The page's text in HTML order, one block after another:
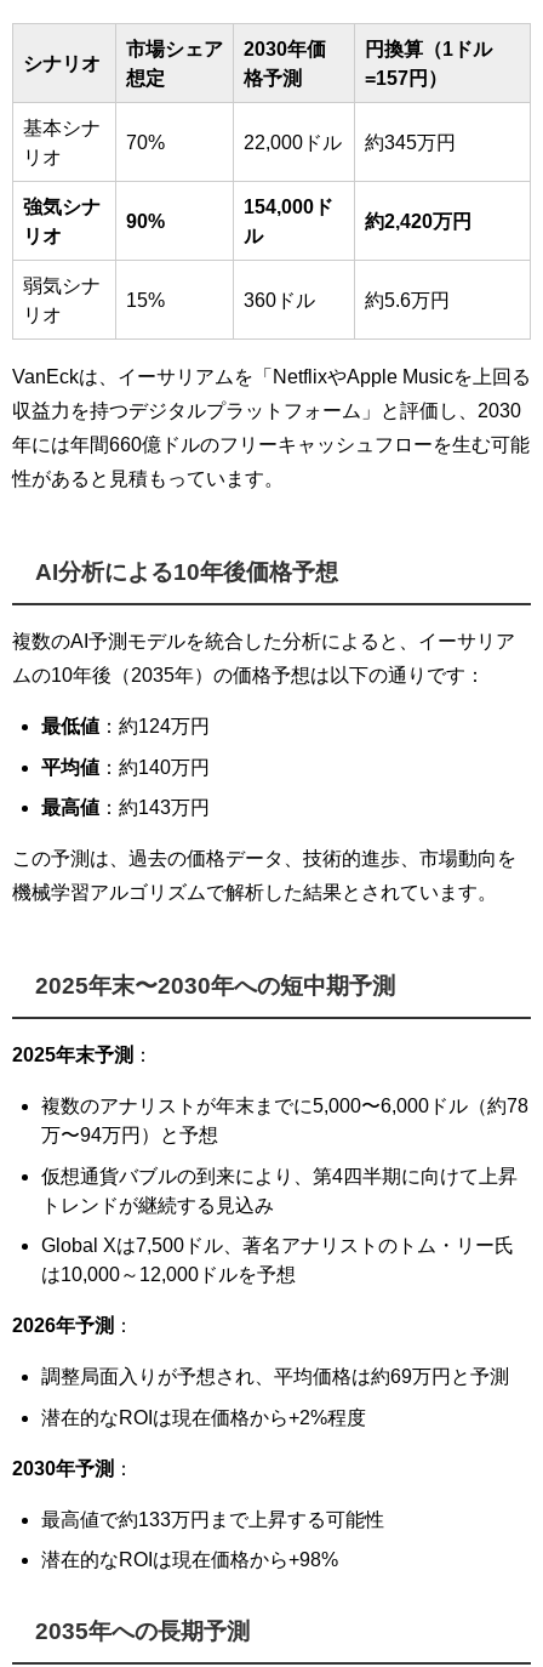
シナリオ
市場シェア
想定
2030年価
格予測
円換算（1ドル
=157円）
基本シナ
リオ
70% 22,000ドル 約345万円
強気シナ
リオ
90%
154,000ド
ル
約2,420万円
弱気シナ
リオ
15% 360ドル 約5.6万円
VanEckは、イーサリアムを「NetflixやApple Musicを上回る
収益力を持つデジタルプラットフォーム」と評価し、2030
年には年間660億ドルのフリーキャッシュフローを生む可能
性があると見積もっています。
AI分析による10年後価格予想
複数のAI予測モデルを統合した分析によると、イーサリア
ムの10年後（2035年）の価格予想は以下の通りです：
最低値 ：約124万円
平均値 ：約140万円
最高値 ：約143万円
この予測は、過去の価格データ、技術的進歩、市場動向を
機械学習アルゴリズムで解析した結果とされています。
2025年末〜2030年への短中期予測
2025年末予測 ：
複数のアナリストが年末までに5,000〜6,000ドル（約78
万〜94万円）と予想
仮想通貨バブルの到来により、第4四半期に向けて上昇
トレンドが継続する見込み
Global Xは7,500ドル、著名アナリストのトム・リー氏
は10,000～12,000ドルを予想
2026年予測 ：
調整局面入りが予想され、平均価格は約69万円と予測
潜在的なROIは現在価格から+2%程度
2030年予測 ：
最高値で約133万円まで上昇する可能性
潜在的なROIは現在価格から+98%
2035年への長期予測